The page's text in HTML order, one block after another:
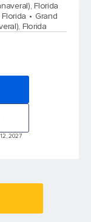
Florida
Grand
Florida
2027